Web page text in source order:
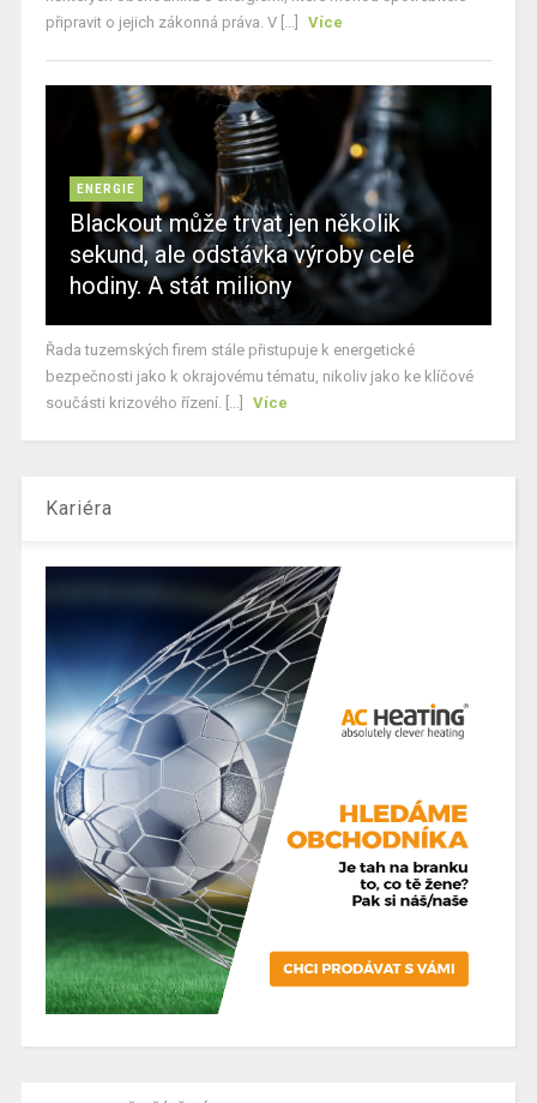
připravit o jejich zákonná práva. V [...]
Více
ENERGIE
Blackout může trvat jen několik
sekund, ale odstávka výroby celé
hodiny. A stát miliony
Řada tuzemských firem stále přistupuje k energetické
bezpečnosti jako k okrajovému tématu, nikoliv jako ke klíčové
součásti krizového řízení. [...]
Více
Kariéra